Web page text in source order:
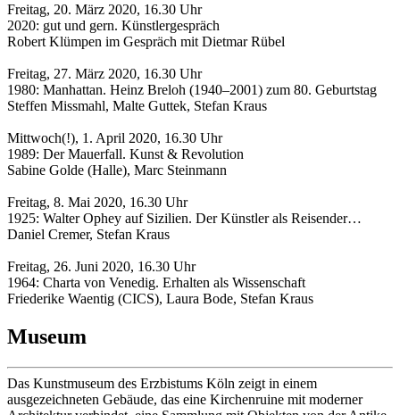
Freitag, 20. März 2020, 16.30 Uhr
2020: gut und gern. Künstlergespräch
Robert Klümpen im Gespräch mit Dietmar Rübel
Freitag, 27. März 2020, 16.30 Uhr
1980: Manhattan. Heinz Breloh (1940–2001) zum 80. Geburtstag
Steffen Missmahl, Malte Guttek, Stefan Kraus
Mittwoch(!), 1. April 2020, 16.30 Uhr
1989: Der Mauerfall. Kunst & Revolution
Sabine Golde (Halle), Marc Steinmann
Freitag, 8. Mai 2020, 16.30 Uhr
1925: Walter Ophey auf Sizilien. Der Künstler als Reisender…
Daniel Cremer, Stefan Kraus
Freitag, 26. Juni 2020, 16.30 Uhr
1964: Charta von Venedig. Erhalten als Wissenschaft
Friederike Waentig (CICS), Laura Bode, Stefan Kraus
Museum
Das Kunstmuseum des Erzbistums Köln zeigt in einem
ausgezeichneten Gebäude, das eine Kirchenruine mit moderner